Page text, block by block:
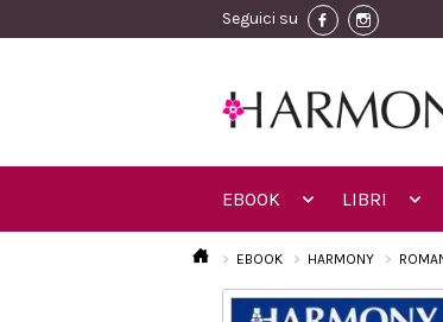
Seguici su
EBOOK LIBRI
EBOOK HARMONY